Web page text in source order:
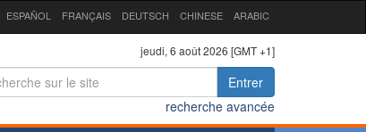
ESPAÑOL FRANÇAIS DEUTSCH CHINESE ARABIC
jeudi, 6 août 2026 [GMT +1]
Entrer
recherche avancée